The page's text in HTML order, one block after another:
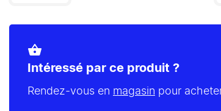
shopping_basket
Intéressé par ce produit ?
Rendez-vous en magasin pour